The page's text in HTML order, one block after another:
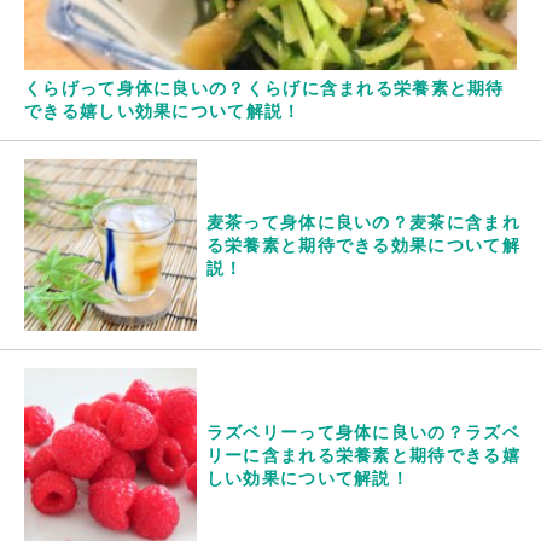
くらげって身体に良いの？くらげに含まれる栄養素と期待
できる嬉しい効果について解説！
麦茶って身体に良いの？麦茶に含まれ
る栄養素と期待できる効果について解
説！
ラズベリーって身体に良いの？ラズベ
リーに含まれる栄養素と期待できる嬉
しい効果について解説！